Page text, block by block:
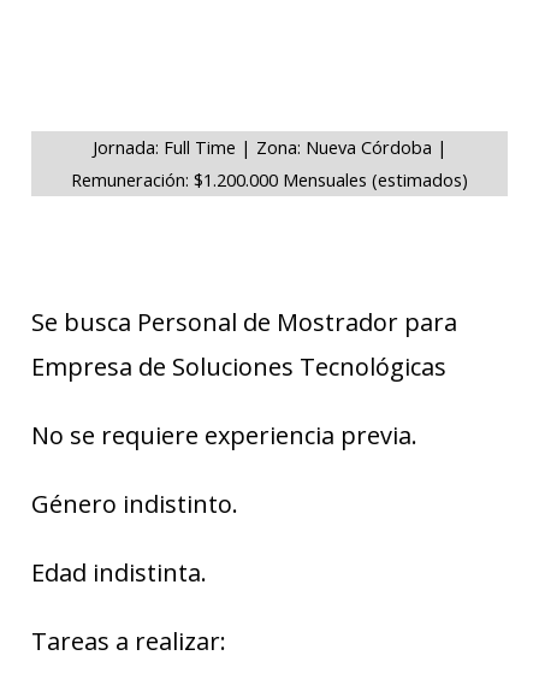
Jornada: Full Time | Zona: Nueva Córdoba |
Remuneración: $1.200.000 Mensuales (estimados)
Se busca Personal de Mostrador para
Empresa de Soluciones Tecnológicas
No se requiere experiencia previa.
Género indistinto.
Edad indistinta.
Tareas a realizar: